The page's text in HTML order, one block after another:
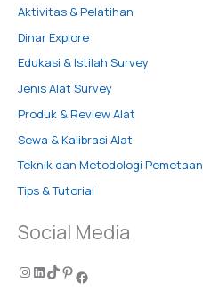
Aktivitas & Pelatihan
Dinar Explore
Edukasi & Istilah Survey
Jenis Alat Survey
Produk & Review Alat
Sewa & Kalibrasi Alat
Teknik dan Metodologi Pemetaan
Tips & Tutorial
Social Media